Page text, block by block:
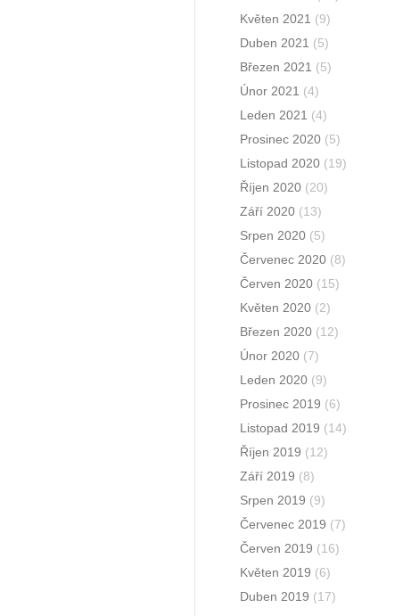
Květen 2021 (9)
Duben 2021 (5)
Březen 2021 (5)
Únor 2021 (4)
Leden 2021 (4)
Prosinec 2020 (5)
Listopad 2020 (19)
Říjen 2020 (20)
Září 2020 (13)
Srpen 2020 (5)
Červenec 2020 (8)
Červen 2020 (15)
Květen 2020 (2)
Březen 2020 (12)
Únor 2020 (7)
Leden 2020 (9)
Prosinec 2019 (6)
Listopad 2019 (14)
Říjen 2019 (12)
Září 2019 (8)
Srpen 2019 (9)
Červenec 2019 (7)
Červen 2019 (16)
Květen 2019 (6)
Duben 2019 (17)